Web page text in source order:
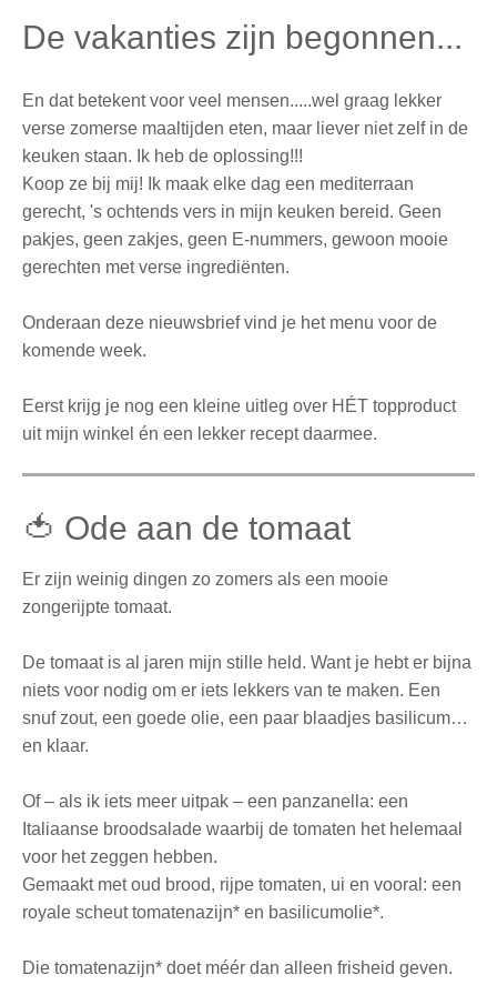
De vakanties zijn begonnen...
En dat betekent voor veel mensen.....wel graag lekker
verse zomerse maaltijden eten, maar liever niet zelf in de
keuken staan. Ik heb de oplossing!!!
Koop ze bij mij! Ik maak elke dag een mediterraan
gerecht, 's ochtends vers in mijn keuken bereid. Geen
pakjes, geen zakjes, geen E-nummers, gewoon mooie
gerechten met verse ingrediënten.
Onderaan deze nieuwsbrief vind je het menu voor de
komende week.
Eerst krijg je nog een kleine uitleg over HÉT topproduct
uit mijn winkel én een lekker recept daarmee.
🍅 Ode aan de tomaat
Er zijn weinig dingen zo zomers als een mooie
zongerijpte tomaat.
De tomaat is al jaren mijn stille held. Want je hebt er bijna
niets voor nodig om er iets lekkers van te maken. Een
snuf zout, een goede olie, een paar blaadjes basilicum…
en klaar.
Of – als ik iets meer uitpak – een panzanella: een
Italiaanse broodsalade waarbij de tomaten het helemaal
voor het zeggen hebben.
Gemaakt met oud brood, rijpe tomaten, ui en vooral: een
royale scheut tomatenazijn* en basilicumolie*.
Die tomatenazijn* doet méér dan alleen frisheid geven.